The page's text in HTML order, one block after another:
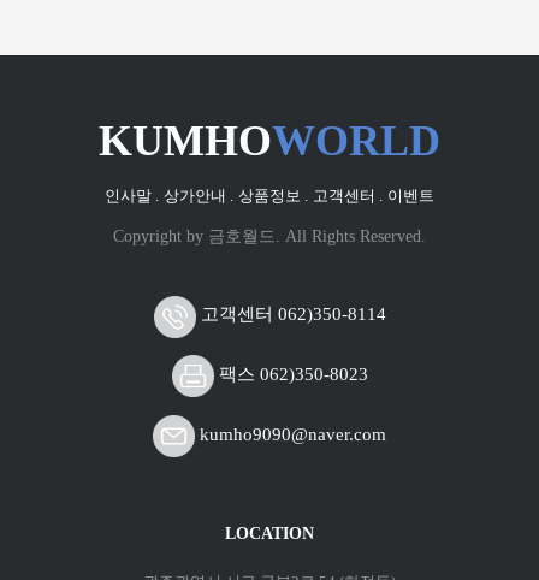
KUMHOWORLD
인사말 . 상가안내 . 상품정보 . 고객센터 . 이벤트
Copyright by 금호월드. All Rights Reserved.
고객센터 062)350-8114
팩스 062)350-8023
kumho9090@naver.com
LOCATION